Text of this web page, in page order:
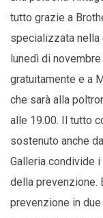
tutto grazie a
specializzata
lunedì di
gratuitamente e a
che sarà alla
alle 19.00. Il tutto
sostenuto anche da
Galleria condivide
della prevenzione.
prevenzione in